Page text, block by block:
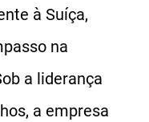
à Suíça,
na
a liderança
a empresa